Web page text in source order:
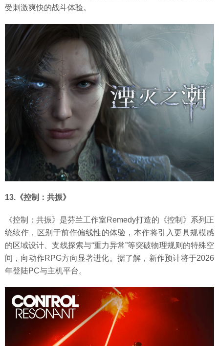
受刺激爽快的战斗体验。
13.《控制：共振》
《控制：共振》是芬兰工作室Remedy打造的《控制》系列正
统续作，区别于前作偏线性的体验，本作将引入更具规模感
的区域设计、支线探索与“重力异常”等突破物理规则的特殊空
间，向动作RPG方向显著进化。据了解，新作预计将于2026
年登陆PC与主机平台。